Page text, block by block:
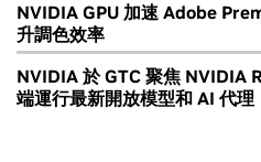
NVIDIA GPU 加速 Adobe
升調色效率
NVIDIA 於 GTC 聚焦 NVIDIA
端運行最新開放模型和 AI 代理